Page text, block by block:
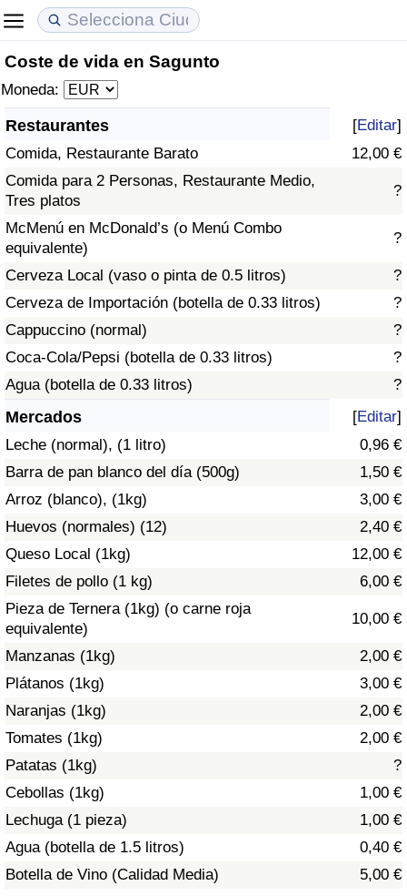
Coste de vida en Sagunto
Moneda:
Restaurantes [Editar]
Comida, Restaurante Barato
12,00 €
Comida para 2 Personas, Restaurante Medio,
Tres platos
?
McMenú en McDonald’s (o Menú Combo
equivalente)
?
Cerveza Local (vaso o pinta de 0.5 litros)
?
Cerveza de Importación (botella de 0.33 litros)
?
Cappuccino (normal)
?
Coca-Cola/Pepsi (botella de 0.33 litros)
?
Agua (botella de 0.33 litros)
?
Mercados [Editar]
Leche (normal), (1 litro)
0,96 €
Barra de pan blanco del día (500g)
1,50 €
Arroz (blanco), (1kg)
3,00 €
Huevos (normales) (12)
2,40 €
Queso Local (1kg)
12,00 €
Filetes de pollo (1 kg)
6,00 €
Pieza de Ternera (1kg) (o carne roja
equivalente)
10,00 €
Manzanas (1kg)
2,00 €
Plátanos (1kg)
3,00 €
Naranjas (1kg)
2,00 €
Tomates (1kg)
2,00 €
Patatas (1kg)
?
Cebollas (1kg)
1,00 €
Lechuga (1 pieza)
1,00 €
Agua (botella de 1.5 litros)
0,40 €
Botella de Vino (Calidad Media)
5,00 €
Coste de vida
Índice de Costo de Vida
Índice de costo de vida por país
en aqaba
Precios de las propiedades
Índice de Precios de Inmuebles
Índice de Precios de Inmuebles por País
Calidad de Vida
Índice de Calidad de Vida (Actual)
Índice de calidad de vida por país
Delincuencia
Calificación del Índice de Criminalidad
(Actual)
Índice de Criminalidad
Índice de criminalidad por país
Sanidad
Índice de Sanidad (Actual)
Índice de Sanidad
Índice de Sanidad por País
Contaminación
Índice de Contaminación (Actual)
Índice de contaminación
Índice de Contaminación por País
Tráfico
Índice de Tráfico